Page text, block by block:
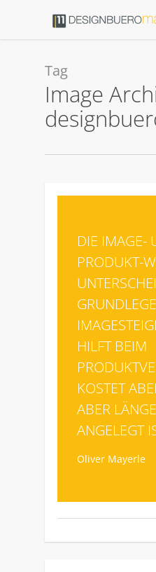
Tag
Image
DIE IMAGE-
PRODUKT-
HILFT BEIM
KOSTET
ABER
ANGELEGT
Oliver Mayerle